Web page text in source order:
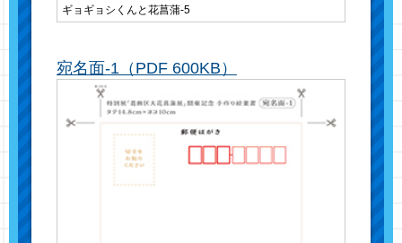
ギョギョシくんと花菖蒲-5
宛名面-1（PDF 600KB）